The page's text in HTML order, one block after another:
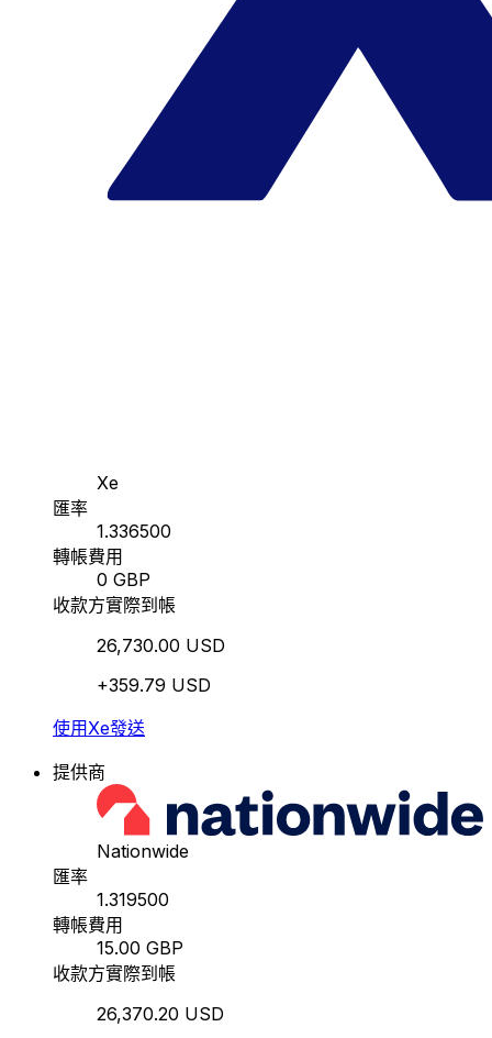
Xe
匯率
1.336500
轉帳費用
0 GBP
收款方實際到帳
26,730.00 USD
+359.79 USD
使用Xe發送
提供商
Nationwide
匯率
1.319500
轉帳費用
15.00 GBP
收款方實際到帳
26,370.20 USD